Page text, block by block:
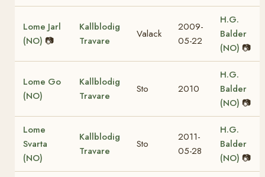
Lome Jarl
(NO) 📷
Kallblodig
Travare
Valack
2009-
05-22
H.G.
Balder
(NO) 📷
Lome Go
(NO)
Kallblodig
Travare
Sto 2010
H.G.
Balder
(NO) 📷
Lome
Svarta
(NO)
Kallblodig
Travare
Sto
2011-
05-28
H.G.
Balder
(NO) 📷